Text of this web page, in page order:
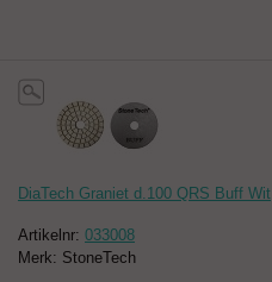
DiaTech Graniet d.100 QRS Buff Wit
Artikelnr: 033008
Merk: StoneTech